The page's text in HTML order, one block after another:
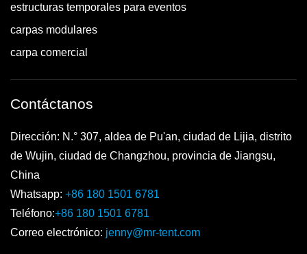
estructuras temporales para eventos
carpas modulares
carpa comercial
Contáctanos
Dirección: N.° 307, aldea de Pu'an, ciudad de Lijia, distrito
de Wujin, ciudad de Changzhou, provincia de Jiangsu,
China
Whatsapp: +86 180 1501 6781
Teléfono:+86 180 1501 6781
Correo electrónico: jenny@mr-tent.com